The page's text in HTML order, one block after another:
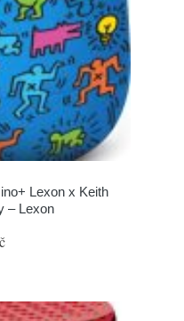
Lexon x Keith
– Lexon